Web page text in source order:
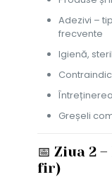
Adezivi –
frecvente
Igienă,
Greșeli
📅 Ziua 2
fir)